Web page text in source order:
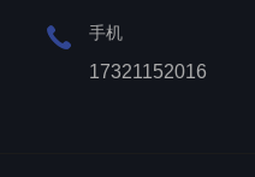
手机
17321152016